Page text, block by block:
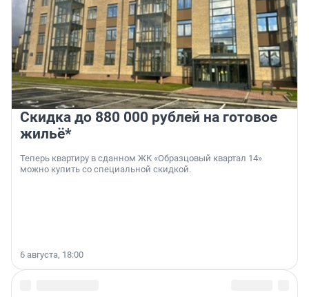
Скидка до 880 000 рублей на готовое
жильё*
Теперь квартиру в сданном ЖК «Образцовый квартал 14»
можно купить со специальной скидкой.
6 августа, 18:00